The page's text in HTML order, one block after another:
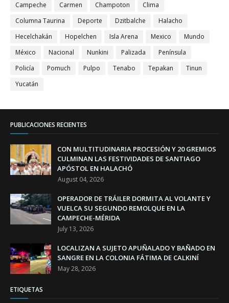
Campeche
Carmen Champoton
Clima
Columna Taurina
Deporte Dzitbalche
Halacho
Hecelchakán
Hopelchen Isla Arena Mexico
Mundo
México
Nacional Nunkini Palizada
Península
Policía
Pomuch Pulpo Tenabo Tepakan
Tinun
Yucatán
PUBLICACIONES RECIENTES
CON MULTITUDINARIA PROCESIÓN Y 20 GREMIOS
CULMINAN LAS FESTIVIDADES DE SANTIAGO
APÓSTOL EN HALACHÓ
August 04, 2026
OPERADOR DE TRÁILER DORMITA AL VOLANTE Y
VUELCA SU SEGUNDO REMOLQUE EN LA
CAMPECHE-MÉRIDA
July 13, 2026
LOCALIZAN A SUJETO APUÑALADO Y BAÑADO EN
SANGRE EN LA COLONIA FÁTIMA DE CALKINÍ
May 28, 2026
ETIQUETAS